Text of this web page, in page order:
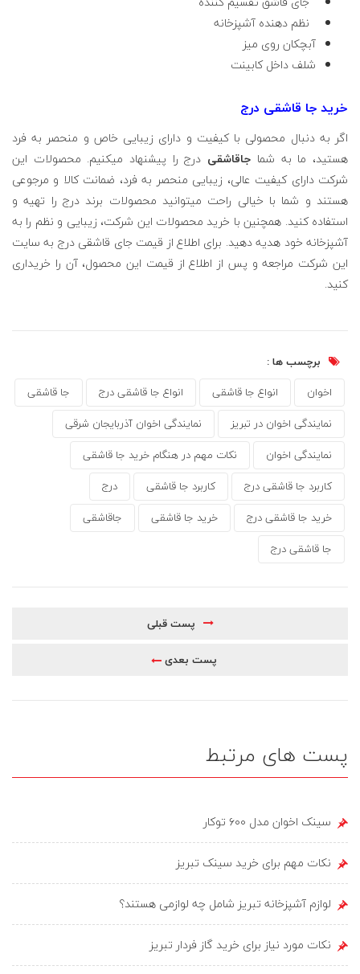
نظم دهنده آشپزخانه
آبچکان روی میز
شلف داخل کابینت
خرید جا قاشقی درج
اگر به دنبال محصولی با کیفیت و دارای زیبایی خاص و منحصر به فرد
هستید، ما به شما جاقاشقی درج را پیشنهاد می­کنیم. محصولات این
شرکت دارای کیفیت عالی، زیبایی منحصر به فرد، ضمانت کالا و مرجوعی
هستند و شما با خیالی راحت می­توانید محصولات برند درج را تهیه و
استفاده کنید. همچنین با خرید محصولات این شرکت، زیبایی و نظم را به
آشپزخانه خود هدیه دهید. برای اطلاع از قیمت جای قاشقی درج به سایت
این شرکت مراجعه و پس از اطلاع از قیمت این محصول، آن را خریداری
کنید.
برچسب ها :
اخوان
انواع جا قاشقی انواع جا قاشقی درج جا قاشقی
جا قاشقی درج
جاقاشقی خرید جا قاشقی خرید جا قاشقی درج
درج کاربرد جا قاشقی کاربرد جا قاشقی درج
نکات مهم در هنگام خرید جا قاشقی نمایندگی اخوان
نمایندگی اخوان آذربایجان شرقی نمایندگی اخوان در تبریز
پست قبلی
پست بعدی
پست های مرتبط
سینک اخوان مدل ۶۰۰ توکار
نکات مهم برای خرید سینک تبریز
لوازم آشپزخانه تبریز شامل چه لوازمی هستند؟
نکات مورد نیاز برای خرید گاز فردار تبریز